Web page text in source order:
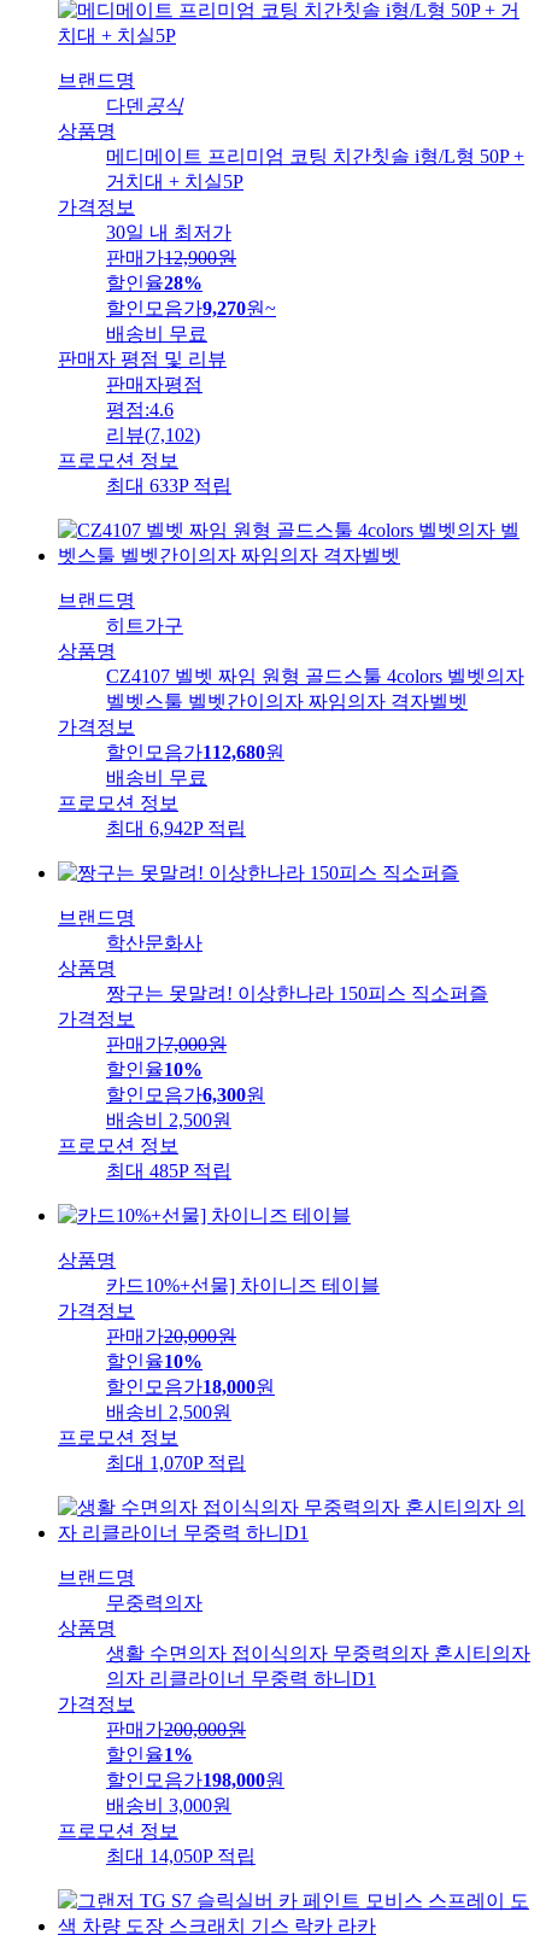
브랜드명
다덴 공식
상품명
메디메이트 프리미엄 코팅 치간칫솔 i형/L형 50P +
거치대 + 치실5P
가격정보
30일 내 최저가
판매가12,900원
할인율28%
할인모음가9,270원~
배송비
무료
판매자 평점 및 리뷰
판매자평점
평점:4.6
리뷰(7,102)
프로모션 정보
최대 633P 적립
브랜드명
히트가구
상품명
CZ4107 벨벳 짜임 원형 골드스툴 4colors 벨벳의자
벨벳스툴 벨벳간이의자 짜임의자 격자벨벳
가격정보
할인모음가112,680원
배송비
무료
프로모션 정보
최대 6,942P 적립
브랜드명
학산문화사
상품명
짱구는 못말려! 이상한나라 150피스 직소퍼즐
가격정보
판매가7,000원
할인율10%
할인모음가6,300원
배송비
2,500원
프로모션 정보
최대 485P 적립
상품명
카드10%+선물] 차이니즈 테이블
가격정보
판매가20,000원
할인율10%
할인모음가18,000원
배송비
2,500원
프로모션 정보
최대 1,070P 적립
브랜드명
무중력의자
상품명
생활 수면의자 접이식의자 무중력의자 혼시티의자
의자 리클라이너 무중력 하니D1
가격정보
판매가200,000원
할인율1%
할인모음가198,000원
배송비
3,000원
프로모션 정보
최대 14,050P 적립